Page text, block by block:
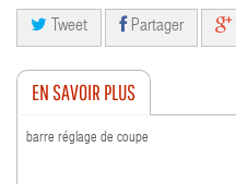
Tweet Partager
EN SAVOIR PLUS
barre réglage de coupe